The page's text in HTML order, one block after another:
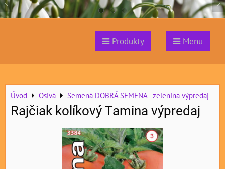
Produkty Menu
Úvod Osivá Semená DOBRÁ SEMENA - zelenina výpredaj
Rajčiak kolíkový Tamina výpredaj